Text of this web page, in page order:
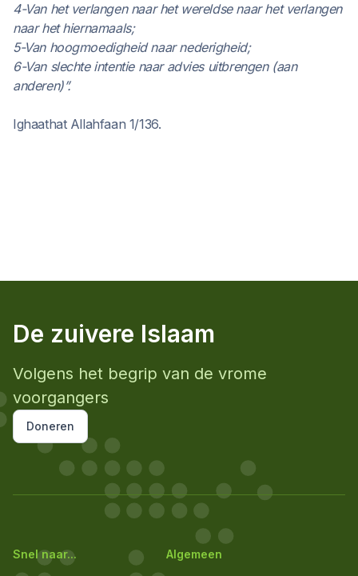
4-Van het verlangen naar het wereldse naar het verlangen
naar het hiernamaals;
5-Van hoogmoedigheid naar nederigheid;
6-Van slechte intentie naar advies uitbrengen (aan
anderen)”.
Ighaathat Allahfaan 1/136.
De zuivere Islaam
Volgens het begrip van de vrome
voorgangers
Doneren
Snel naar... Algemeen